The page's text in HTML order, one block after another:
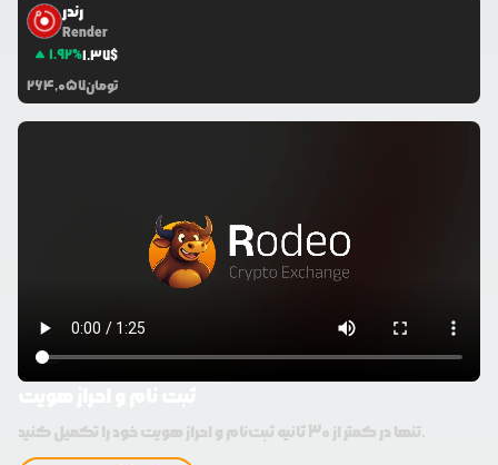
رندر
Render
1.92%1.37$
264,057تومان
تنها در کمتر از 30 ثانیه ثبت‌نام و احراز هویت خود را تکمیل کنید.